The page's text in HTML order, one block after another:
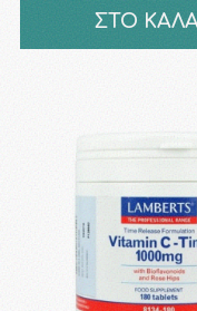
ΣΤΟ